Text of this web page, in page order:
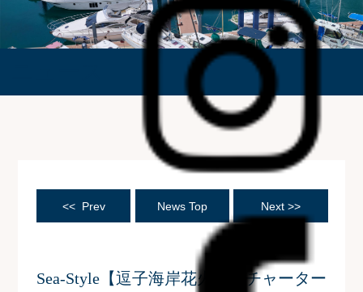
<< Prev News Top Next >>
Sea-Style【逗子海岸花火大会チャーター